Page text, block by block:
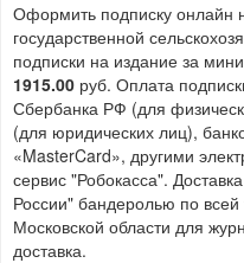
Оформить подписку онлайн
государственной
подписки на издание за
1915.00 руб. Оплата
Сбербанка РФ (для
(для юридических лиц),
«MasterCard», другими
сервис "Робокасса".
России" бандеролью по
Московской области для
доставка.